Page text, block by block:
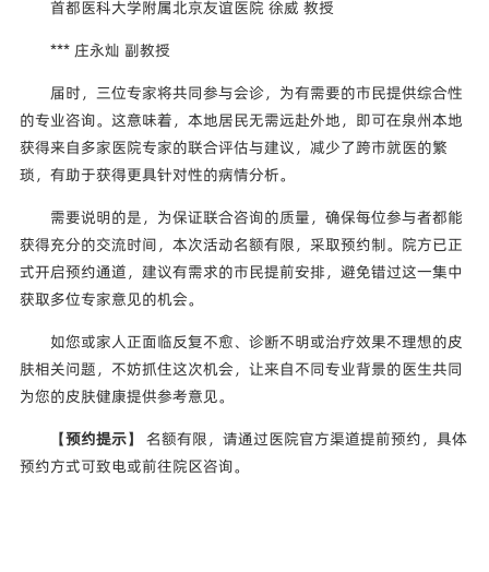
首都医科大学附属北京友谊医院 徐威 教授
*** 庄永灿 副教授
届时，三位专家将共同参与会诊，为有需要的市民提供综合性
的专业咨询。这意味着，本地居民无需远赴外地，即可在泉州本地
获得来自多家医院专家的联合评估与建议，减少了跨市就医的繁
琐，有助于获得更具针对性的病情分析。
需要说明的是，为保证联合咨询的质量，确保每位参与者都能
获得充分的交流时间，本次活动名额有限，采取预约制。院方已正
式开启预约通道，建议有需求的市民提前安排，避免错过这一集中
获取多位专家意见的机会。
如您或家人正面临反复不愈、诊断不明或治疗效果不理想的皮
肤相关问题，不妨抓住这次机会，让来自不同专业背景的医生共同
为您的皮肤健康提供参考意见。
【预约提示】 名额有限，请通过医院官方渠道提前预约，具体
预约方式可致电或前往院区咨询。